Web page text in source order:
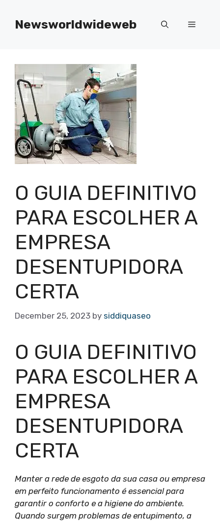
contentNewsworldwideweb Menu
O GUIA DEFINITIVO
PARA ESCOLHER A
EMPRESA
DESENTUPIDORA
CERTA
December 25, 2023 by siddiquaseo
O GUIA DEFINITIVO
PARA ESCOLHER A
EMPRESA
DESENTUPIDORA
CERTA
Manter a rede de esgoto da sua casa ou empresa
em perfeito funcionamento é essencial para
garantir o conforto e a higiene do ambiente.
Quando surgem problemas de entupimento, a